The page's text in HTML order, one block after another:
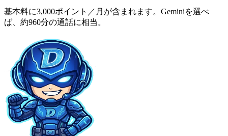
基本料に3,000ポイント／月が含まれます。Geminiを選べ
ば、約960分の通話に相当。